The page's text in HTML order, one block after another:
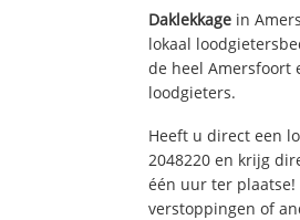
Daklekkage in
lokaal
de heel Amersfoort
loodgieters.
Heeft u direct een
2048220 en krijg
één uur ter plaatse!
verstoppingen of